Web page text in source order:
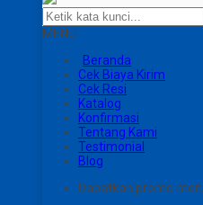
MENU
Beranda
Cek Biaya Kirim
Cek Resi
Katalog
Konfirmasi
Tentang Kami
Testimonial
Blog
Dapatkan promo